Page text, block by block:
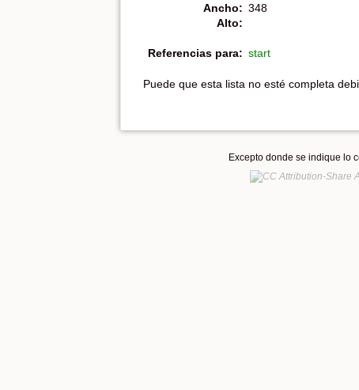
Ancho:
Alto:
348
Referencias para: start
Puede que esta lista no esté completa
Excepto donde se indique lo